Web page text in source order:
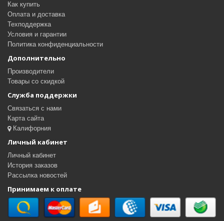
Как купить
Оплата и доставка
Техподдержка
Условия и гарантии
Политика конфиденциальности
Дополнительно
Производители
Товары со скидкой
Служба поддержки
Связаться с нами
Карта сайта
Калифорния
Личный кабинет
Личный кабинет
История заказов
Рассылка новостей
Принимаем к оплате